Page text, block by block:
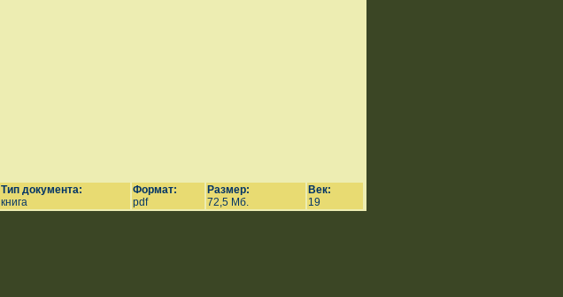
Тип документа:
книга
Формат:
pdf
Размер:
72,5 Мб.
Век:
19